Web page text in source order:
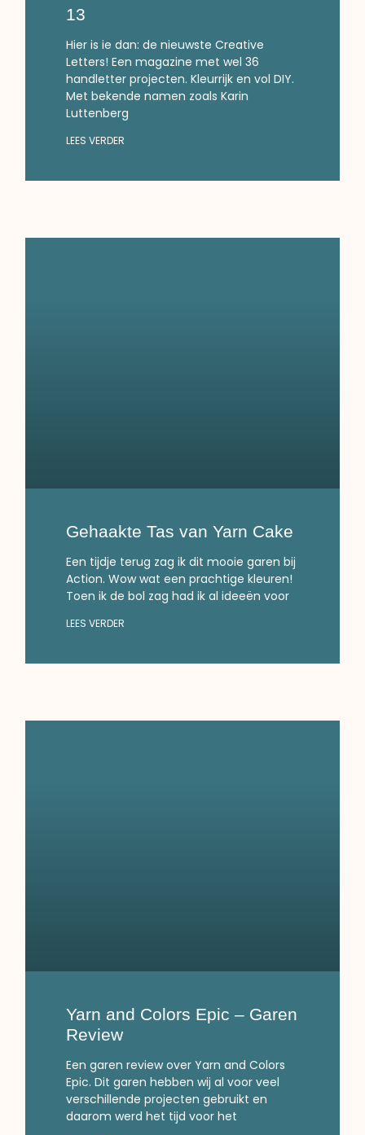
13
Hier is ie dan: de nieuwste Creative
Letters! Een magazine met wel 36
handletter projecten. Kleurrijk en vol DIY.
Met bekende namen zoals Karin
Luttenberg
LEES VERDER
Gehaakte Tas van Yarn Cake
Een tijdje terug zag ik dit mooie garen bij
Action. Wow wat een prachtige kleuren!
Toen ik de bol zag had ik al ideeën voor
LEES VERDER
Yarn and Colors Epic – Garen
Review
Een garen review over Yarn and Colors
Epic. Dit garen hebben wij al voor veel
verschillende projecten gebruikt en
daarom werd het tijd voor het